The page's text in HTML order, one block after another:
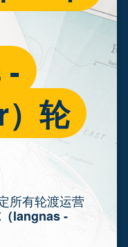
-
轮
所有轮渡运营
langnas -